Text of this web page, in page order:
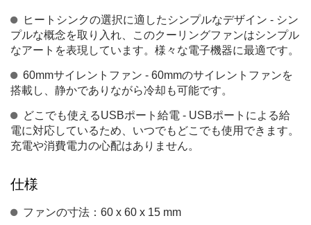
ヒートシンクの選択に適したシンプルなデザイン - シン
プルな概念を取り入れ、このクーリングファンはシンプル
なアートを表現しています。様々な電子機器に最適です。
60mmサイレントファン - 60mmのサイレントファンを
搭載し、静かでありながら冷却も可能です。
どこでも使えるUSBポート給電 - USBポートによる給
電に対応しているため、いつでもどこでも使用できます。
充電や消費電力の心配はありません。
仕様
ファンの寸法：60 x 60 x 15 mm